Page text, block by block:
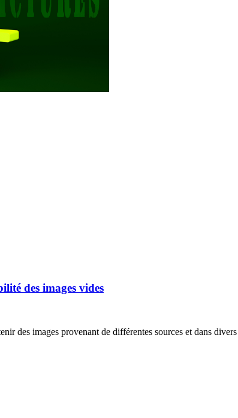
des images vides
des images provenant de différentes sources et dans